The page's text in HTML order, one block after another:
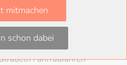
Museum
HABSchloss
KriegsendeLiteratur
UmweltschutzLAG Rock
Fahrradfahren
mitmachen
schon dabei